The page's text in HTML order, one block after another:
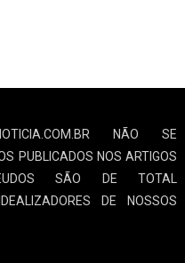
NÃO SE
PUBLICADOS NOS ARTIGOS
SÃO DE TOTAL
DE NOSSOS